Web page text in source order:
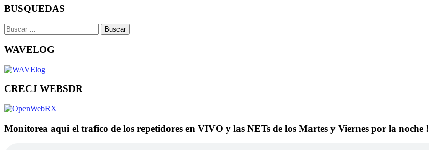
BUSQUEDAS
Buscar:
WAVELOG
CRECJ WEBSDR
Monitorea aqui el trafico de los repetidores en VIVO y las NETs de los Martes y Viernes por la noche !